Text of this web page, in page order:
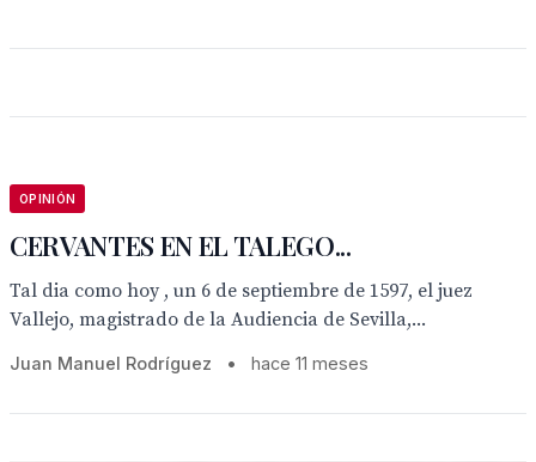
OPINIÓN
CERVANTES EN EL TALEGO...
Tal dia como hoy , un 6 de septiembre de 1597, el juez
Vallejo, magistrado de la Audiencia de Sevilla,...
Juan Manuel Rodríguez • hace 11 meses